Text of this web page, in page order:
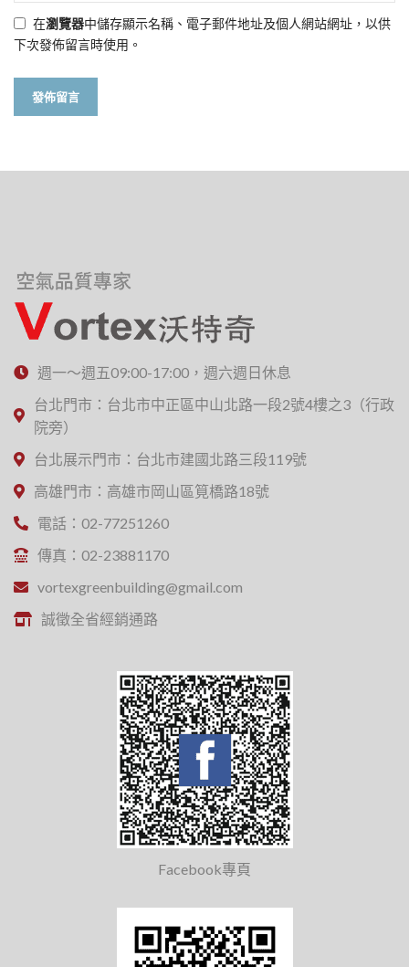
在瀏覽器中儲存顯示名稱、電子郵件地址及個人網站網址，以供
下次發佈留言時使用。
週一～週五09:00-17:00，週六週日休息
台北門市：台北市中正區中山北路一段2號4樓之3（行政
院旁）
台北展示門市：台北市建國北路三段119號
高雄門市：高雄市岡山區筧橋路18號
電話：02-77251260
傳真：02-23881170
vortexgreenbuilding@gmail.com
誠徵全省經銷通路
Facebook專頁